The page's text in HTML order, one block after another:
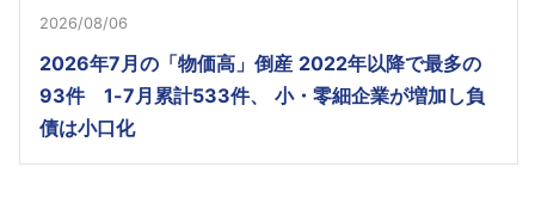
2026/08/06
2026年7月の「物価高」倒産 2022年以降で最多の
93件 1-7月累計533件、 小・零細企業が増加し負
債は小口化